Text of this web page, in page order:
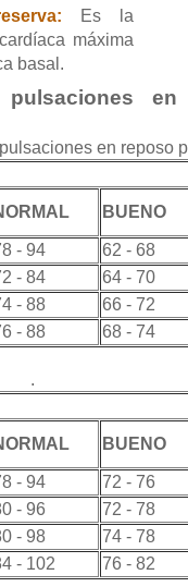
Es la
máxima
basal.
en
en reposo
BUENO
- 94
62 - 68
- 84
64 - 70
- 88
66 - 72
- 88 68 - 74
.
BUENO
- 94
72 - 76
- 96
72 - 78
- 98
74 - 78
- 102 76 - 82